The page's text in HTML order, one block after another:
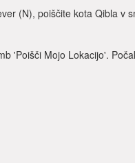
(N), poiščite kota Qibla v
'Poišči Mojo Lokacijo'.